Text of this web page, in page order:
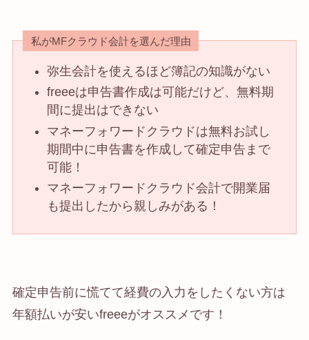
私がMFクラウド会計を選んだ理由
弥生会計を使えるほど簿記の知識がない
freeeは申告書作成は可能だけど、無料期
間に提出はできない
マネーフォワードクラウドは無料お試し
期間中に申告書を作成して確定申告まで
可能！
マネーフォワードクラウド会計で開業届
も提出したから親しみがある！
確定申告前に慌てて経費の入力をしたくない方は
年額払いが安いfreeeがオススメです！